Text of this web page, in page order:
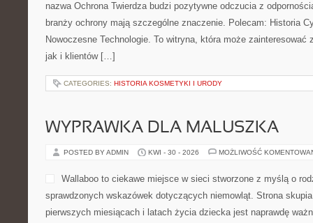
nazwa Ochrona Twierdza budzi pozytywne odczucia z
branży ochrony mają szczególne znaczenie. Polecam: Historia
Nowoczesne Technologie. To witryna, która może zainteresować
jak i klientów […]
CATEGORIES: HISTORIA KOSMETYKI I URODY
WYPRAWKA DLA MALUSZKA
POSTED BY ADMIN KWI - 30 - 2026 MOŻLIWOŚĆ
Wallaboo to ciekawe miejsce w sieci stworzone z myślą o
sprawdzonych wskazówek dotyczących niemowląt. Strona
pierwszych miesiącach i latach życia dziecka jest naprawdę